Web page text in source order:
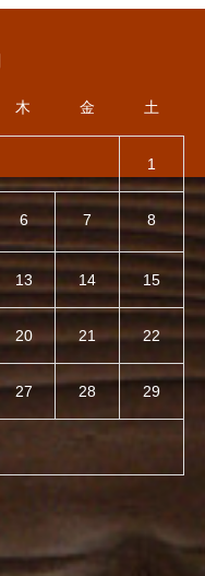
木 金 土
1
6 7 8
13 14 15
20 21 22
27 28 29